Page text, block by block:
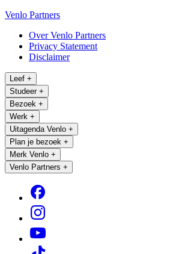
Venlo Partners
Over Venlo Partners
Privacy Statement
Disclaimer
Leef +
Studeer +
Bezoek +
Werk +
Uitagenda Venlo +
Plan je bezoek +
Merk Venlo +
Venlo Partners +